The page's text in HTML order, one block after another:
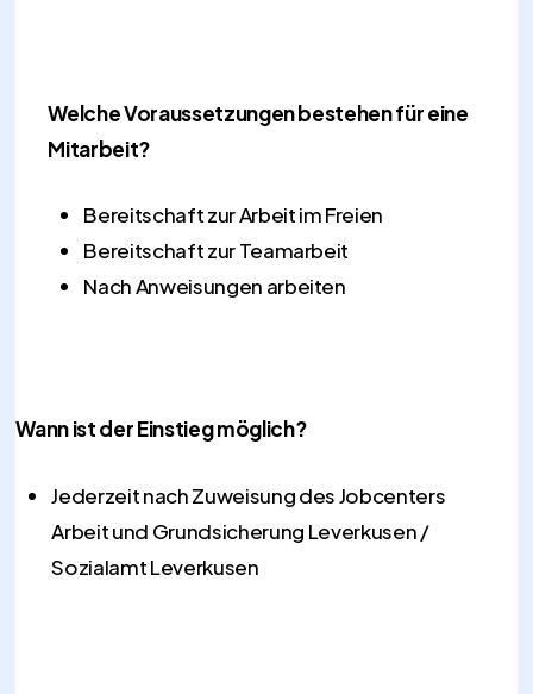
Welche Voraussetzungen bestehen für eine
Mitarbeit?
Bereitschaft zur Arbeit im Freien
Bereitschaft zur Teamarbeit
Nach Anweisungen arbeiten
Wann ist der Einstieg möglich?
Jederzeit nach Zuweisung des Jobcenters
Arbeit und Grundsicherung Leverkusen /
Sozialamt Leverkusen